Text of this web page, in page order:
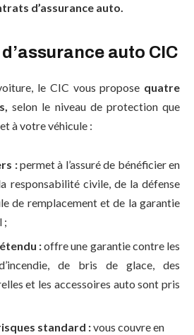
d’assurance auto.
auto CIC
le CIC vous propose quatre
selon le niveau de protection que
à votre véhicule :
:permet à l’assuré de bénéficier en
responsabilité civile, de la défense
de remplacement et de la garantie
;
:offre une garantie contre les
de bris de glace, des
et les accessoires auto sont pris
standard :vous couvre en